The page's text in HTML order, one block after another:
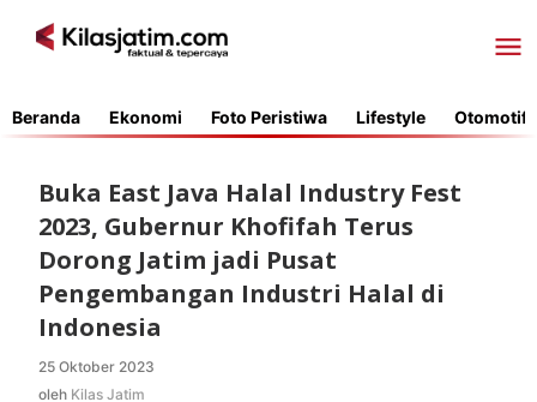
Beranda Ekonomi Foto Peristiwa Lifestyle Otomotif
Buka East Java Halal Industry Fest
2023, Gubernur Khofifah Terus
Dorong Jatim jadi Pusat
Pengembangan Industri Halal di
Indonesia
25 Oktober 2023
oleh Kilas Jatim